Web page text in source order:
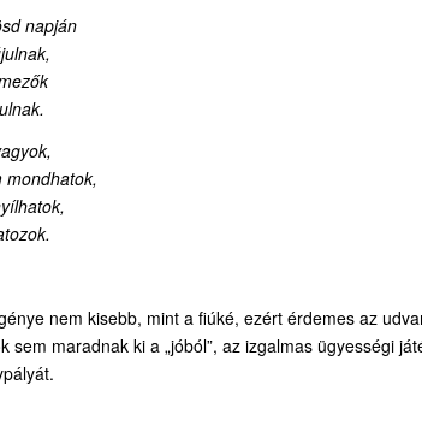
napján
mondhatok,
nem kisebb, mint a fiúké, ezért érdemes az
sem maradnak ki a „jóból”, az izgalmas ügyességi